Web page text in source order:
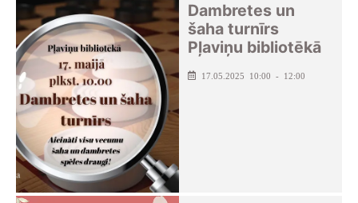
Dambretes un
šaha turnīrs
Pļaviņu bibliotēkā
17.05.2025 10:00 - 12:00